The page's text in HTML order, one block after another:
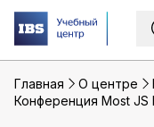
Главная O центре
Конференция Most JS